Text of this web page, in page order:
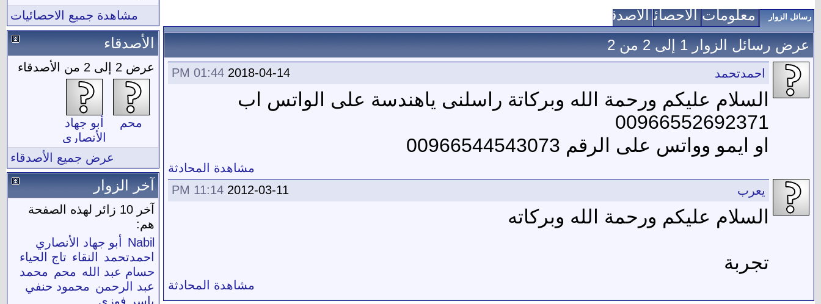
رسائل الزوار معلومات عنيالاحصائياتالأصدقاء
عرض رسائل الزوار 1 إلى
2من2
2018-04-14
01:44 PM احمدتحمد
السلام عليكم ورحمة الله وبركاتة راسلنى ياهندسة على الواتس اب
00966552692371
او ايمو وواتس على الرقم 00966544543073
مشاهدة المحادثة
2012-03-11
11:14 PM يعرب
السلام عليكم ورحمة الله وبركاته
تجربة
مشاهدة المحادثة
مشاهدة جميع الاحصائيات
الأصدقاء
عرض 2 إلى 2 من الأصدقاء
محم
أبو جهاد
الأنصاري
عرض جميع الأصدقاء
آخر الزوار
آخر 10 زائر لهذه الصفحة
هم:
Nabil
أبو جهاد الأنصاري
احمدتحمد
النقاء تاج الحياء
حسام عبد الله محم محمد
عبد الرحمن محمود حنفي
ياسر فوزى